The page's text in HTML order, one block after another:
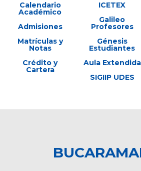
Calendario
Académico
Admisiones
Matrículas y
Notas
Crédito y
Cartera
ICETEX
Galileo
Profesores
Génesis
Estudiantes
Aula Extendida
SIGIIP UDES